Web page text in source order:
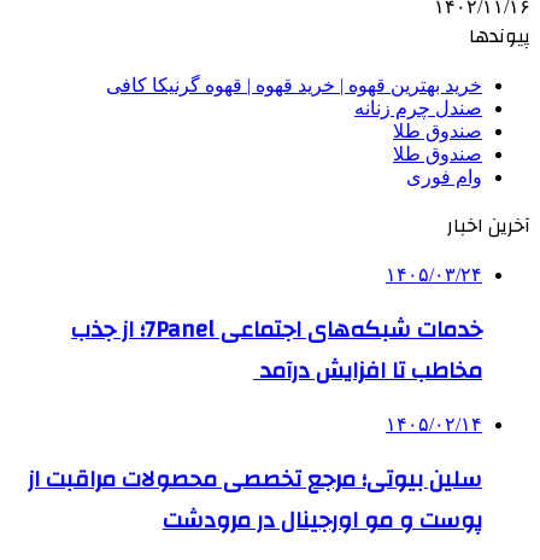
۱۴۰۲/۱۱/۱۶
پیوندها
خرید بهترین قهوه | خرید قهوه | قهوه گرنیکا کافی
صندل چرم زنانه
صندوق طلا
صندوق طلا
وام فوری
آخرین اخبار
۱۴۰۵/۰۳/۲۴
خدمات شبکه‌های اجتماعی 7Panel؛ از جذب
مخاطب تا افزایش درآمد
۱۴۰۵/۰۲/۱۴
سلین بیوتی؛ مرجع تخصصی محصولات مراقبت از
پوست و مو اورجینال در مرودشت